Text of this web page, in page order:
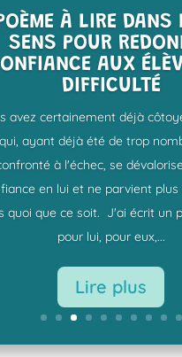
À LIRE DANS
SENS POUR
AUX
DIFFICULTÉ
avez certainement déjà
qui, ayant déjà été de trop
à l'échec, se
en lui et ne parvient
quoi que ce soit. J'ai écrit un
pour lui, pour eux,...
Lire plus